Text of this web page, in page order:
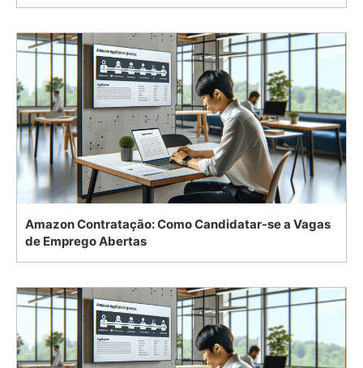
Amazon Contratação: Como Candidatar-se a Vagas
de Emprego Abertas